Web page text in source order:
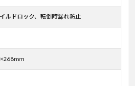
ルドロック、転倒時漏れ防止